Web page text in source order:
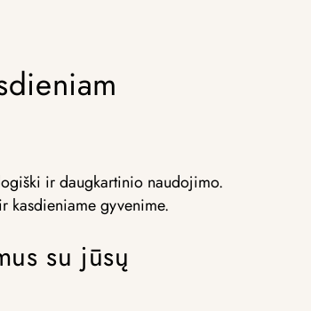
ir daugkartinio naudojimo.
kasdieniame gyvenime.
su jūsų